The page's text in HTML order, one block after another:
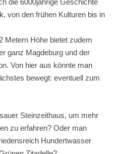
von den frühen Kulturen bis in
Metern Höhe bietet zudem
ganz Magdeburg und der
Von hier aus könnte man
bewegt: eventuell zum
Steinzeithaus, um mehr
zu erfahren? Oder man
Hundertwasser